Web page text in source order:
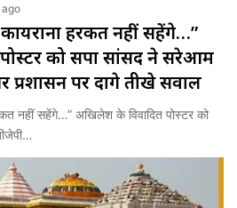
हरकत नहीं सहेंगे…”
को सपा सांसद ने सरेआम
प्रशासन पर दागे तीखे सवाल
नहीं सहेंगे…” अखिलेश के विवादित पोस्टर को